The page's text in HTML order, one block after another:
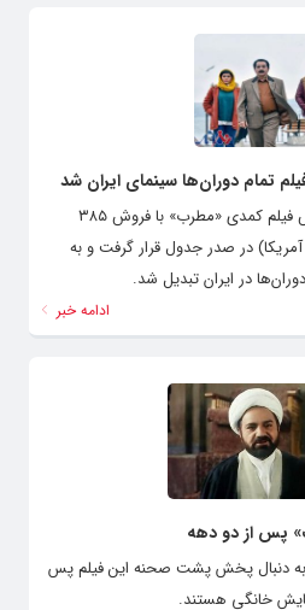
تمام دوران‌ها سینمای ایران شد
بنا بر آخرین شماره مجله فوکوس فیلم کمدی «مطرب» با فروش ۳۸۵
میلیون دلار آمریکا) در صدر جدول قرار گرفت و به
در ایران تبدیل شد.
ادامه خبر
پس از دو دهه
به دنبال پخش پشت صحنه این فیلم پس